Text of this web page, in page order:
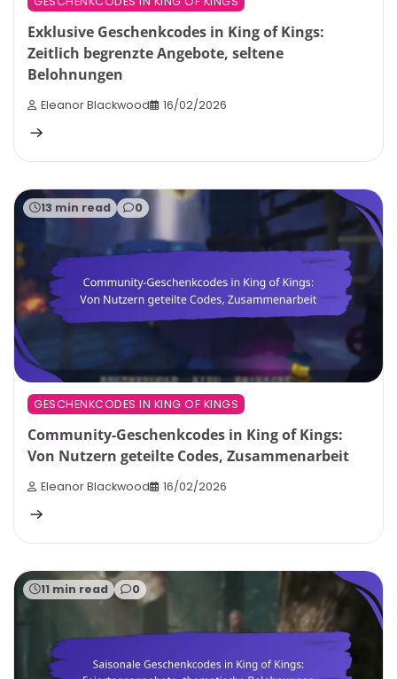
Exklusive Geschenkcodes in King of Kings:
Zeitlich begrenzte Angebote, seltene
Belohnungen
Eleanor Blackwood 16/02/2026
13 min read 0
GESCHENKCODES IN KING OF KINGS
Community-Geschenkcodes in King of Kings:
Von Nutzern geteilte Codes, Zusammenarbeit
Eleanor Blackwood 16/02/2026
11 min read 0